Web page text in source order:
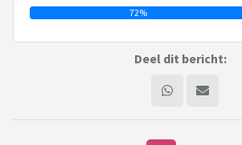
72%
Deel dit bericht: